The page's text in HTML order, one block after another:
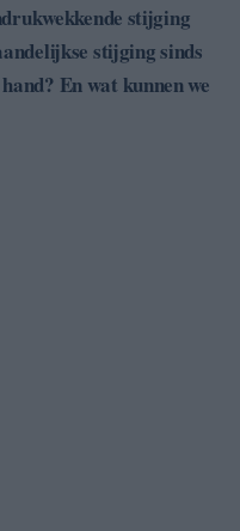
stijging
stijging sinds
En wat kunnen we